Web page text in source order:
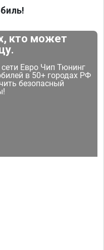
кто может
Евро Чип Тюнинг
в 50+ городах РФ
безопасный